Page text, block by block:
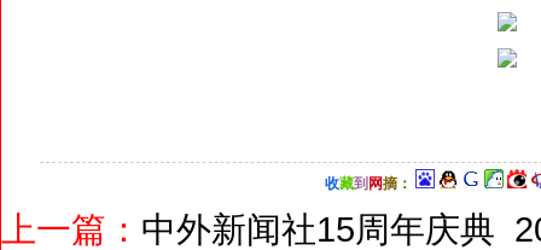
收藏到 网摘：
上一篇： 中外新闻社15周年庆典